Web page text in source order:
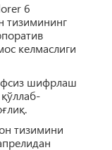
6
тизимининг
келмаслиги
шифрлаш
тизимини